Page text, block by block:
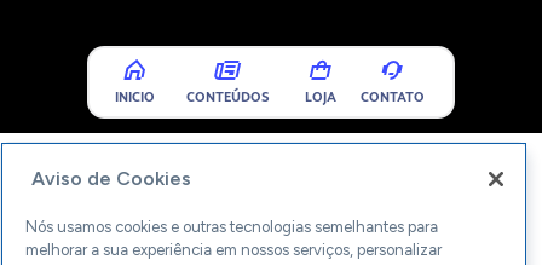
INICIO CONTEÚDOS LOJA CONTATO
Aviso de Cookies
Nós usamos cookies e outras tecnologias semelhantes para
melhorar a sua experiência em nossos serviços, personalizar